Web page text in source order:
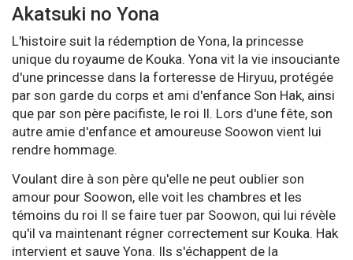
Akatsuki no Yona
L'histoire suit la rédemption de Yona, la princesse
unique du royaume de Kouka. Yona vit la vie insouciante
d'une princesse dans la forteresse de Hiryuu, protégée
par son garde du corps et ami d'enfance Son Hak, ainsi
que par son père pacifiste, le roi Il. Lors d'une fête, son
autre amie d'enfance et amoureuse Soowon vient lui
rendre hommage.
Voulant dire à son père qu'elle ne peut oublier son
amour pour Soowon, elle voit les chambres et les
témoins du roi Il se faire tuer par Soowon, qui lui révèle
qu'il va maintenant régner correctement sur Kouka. Hak
intervient et sauve Yona. Ils s'échappent de la